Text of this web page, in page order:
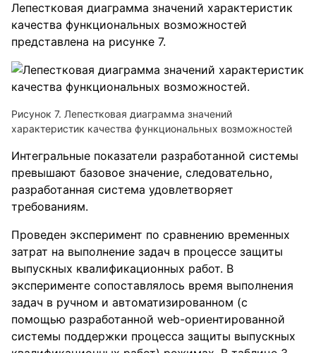
Лепестковая диаграмма значений характеристик
качества функциональных возможностей
представлена на рисунке 7.
Рисунок 7. Лепестковая диаграмма значений
характеристик качества функциональных возможностей
Интегральные показатели разработанной системы
превышают базовое значение, следовательно,
разработанная система удовлетворяет
требованиям.
Проведен эксперимент по сравнению временных
затрат на выполнение задач в процессе защиты
выпускных квалификационных работ. В
эксперименте сопоставлялось время выполнения
задач в ручном и автоматизированном (с
помощью разработанной web-ориентированной
системы поддержки процесса защиты выпускных